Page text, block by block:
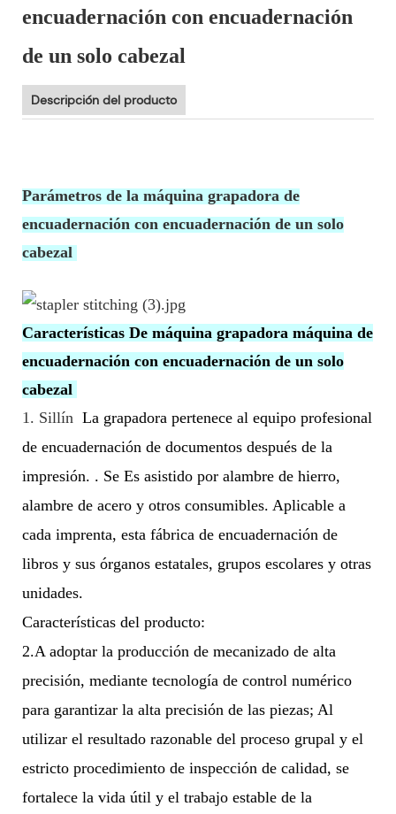
encuadernación con encuadernación
de un solo cabezal
Descripción del producto
Parámetros de la máquina grapadora de
encuadernación con encuadernación de un solo
cabezal
Características De máquina grapadora máquina de
encuadernación con encuadernación de un solo
cabezal
1. Sillín La grapadora pertenece al equipo profesional
de encuadernación de documentos después de la
impresión. . Se Es asistido por alambre de hierro,
alambre de acero y otros consumibles. Aplicable a
cada imprenta, esta fábrica de encuadernación de
libros y sus órganos estatales, grupos escolares y otras
unidades.
Características del producto:
2.A adoptar la producción de mecanizado de alta
precisión, mediante tecnología de control numérico
para garantizar la alta precisión de las piezas; Al
utilizar el resultado razonable del proceso grupal y el
estricto procedimiento de inspección de calidad, se
fortalece la vida útil y el trabajo estable de la